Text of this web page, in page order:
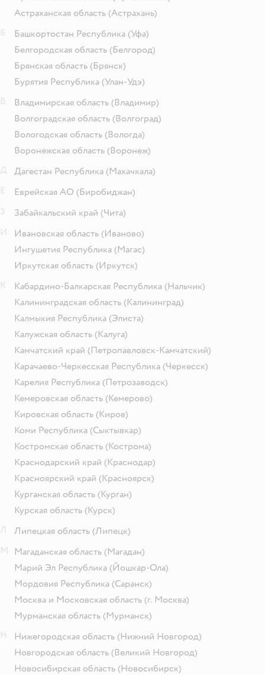
Астраханская область (Астрахань)
Башкортостан Республика (Уфа)
Белгородская область (Белгород)
Брянская область (Брянск)
Бурятия Республика (Улан-Удэ)
Владимирская область (Владимир)
Волгоградская область (Волгоград)
Вологодская область (Вологда)
Воронежская область (Воронеж)
Дагестан Республика (Махачкала)
Еврейская АО (Биробиджан)
Забайкальский край (Чита)
Ивановская область (Иваново)
Ингушетия Республика (Магас)
Иркутская область (Иркутск)
Кабардино-Балкарская Республика (Нальчик)
Калининградская область (Калининград)
Калмыкия Республика (Элиста)
Калужская область (Калуга)
Камчатский край (Петропавловск-Камчатский)
Карачаево-Черкесская Республика (Черкесск)
Карелия Республика (Петрозаводск)
Кемеровская область (Кемерово)
Кировская область (Киров)
Коми Республика (Сыктывкар)
Костромская область (Кострома)
Краснодарский край (Краснодар)
Красноярский край (Красноярск)
Курганская область (Курган)
Курская область (Курск)
Липецкая область (Липецк)
Магаданская область (Магадан)
Марий Эл Республика (Йошкар-Ола)
Мордовия Республика (Саранск)
Москва и Московская область (г. Москва)
Мурманская область (Мурманск)
Нижегородская область (Нижний Новгород)
Новгородская область (Великий Новгород)
Новосибирская область (Новосибирск)